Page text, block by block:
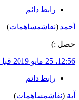
رابط دائم
أحمد (نقاشمساهمات)
حصل :)
12:56، 25 مايو 2019 قبل 7 سنوات
رابط دائم
آية (نقاشمساهمات)